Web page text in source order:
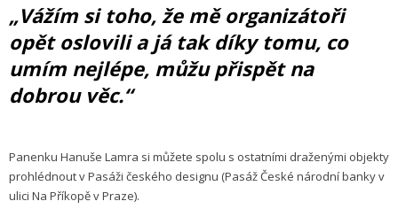
„Vážím si toho, že mě organizátoři
opět oslovili a já tak díky tomu, co
umím nejlépe, můžu přispět na
dobrou věc.“
Panenku Hanuše Lamra si můžete spolu s ostatními draženými objekty
prohlédnout v Pasáži českého designu (Pasáž České národní banky v
ulici Na Příkopě v Praze).